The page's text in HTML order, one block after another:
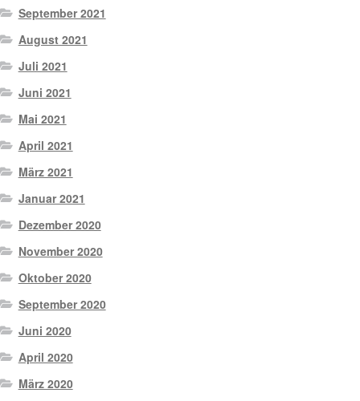
September 2021
August 2021
Juli 2021
Juni 2021
Mai 2021
April 2021
März 2021
Januar 2021
Dezember 2020
November 2020
Oktober 2020
September 2020
Juni 2020
April 2020
März 2020